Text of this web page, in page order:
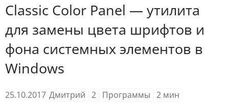
Classic Color Panel — утилита
для замены цвета шрифтов и
фона системных элементов в
Windows
25.10.2017 Дмитрий 2 Программы 2 мин